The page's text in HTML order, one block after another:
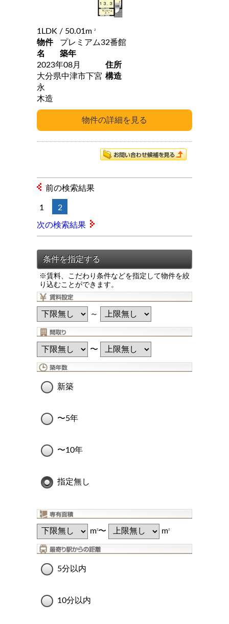
※賃料、こだわり条件などを指定して物件を絞
り込むことができます。
～
〜
新築
〜5年
〜10年
指定無し
m2〜 m2
5分以内
10分以内
1LDK / 50.01m 2
物件
名
プレミアム32番館
築年
2023年08月
住所
大分県中津市下宮
永
構造
木造
前の検索結果
1 2
次の検索結果